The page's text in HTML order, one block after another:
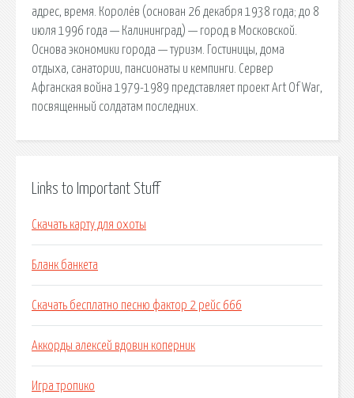
адрес, время. Королёв (основан 26 декабря 1938 года; до 8
июля 1996 года — Калининград) — город в Московской.
Основа экономики города — туризм. Гостиницы, дома
отдыха, санатории, пансионаты и кемпинги. Сервер
Афганская война 1979-1989 представляет проект Art Of War,
посвященный солдатам последних.
Links to Important Stuff
Скачать карту для охоты
Бланк банкета
Скачать бесплатно песню фактор 2 рейс 666
Аккорды алексей вдовин коперник
Игра тропико